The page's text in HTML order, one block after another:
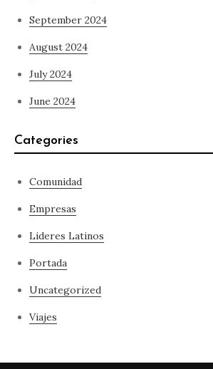
September 2024
August 2024
July 2024
June 2024
Categories
Comunidad
Empresas
Lideres Latinos
Portada
Uncategorized
Viajes